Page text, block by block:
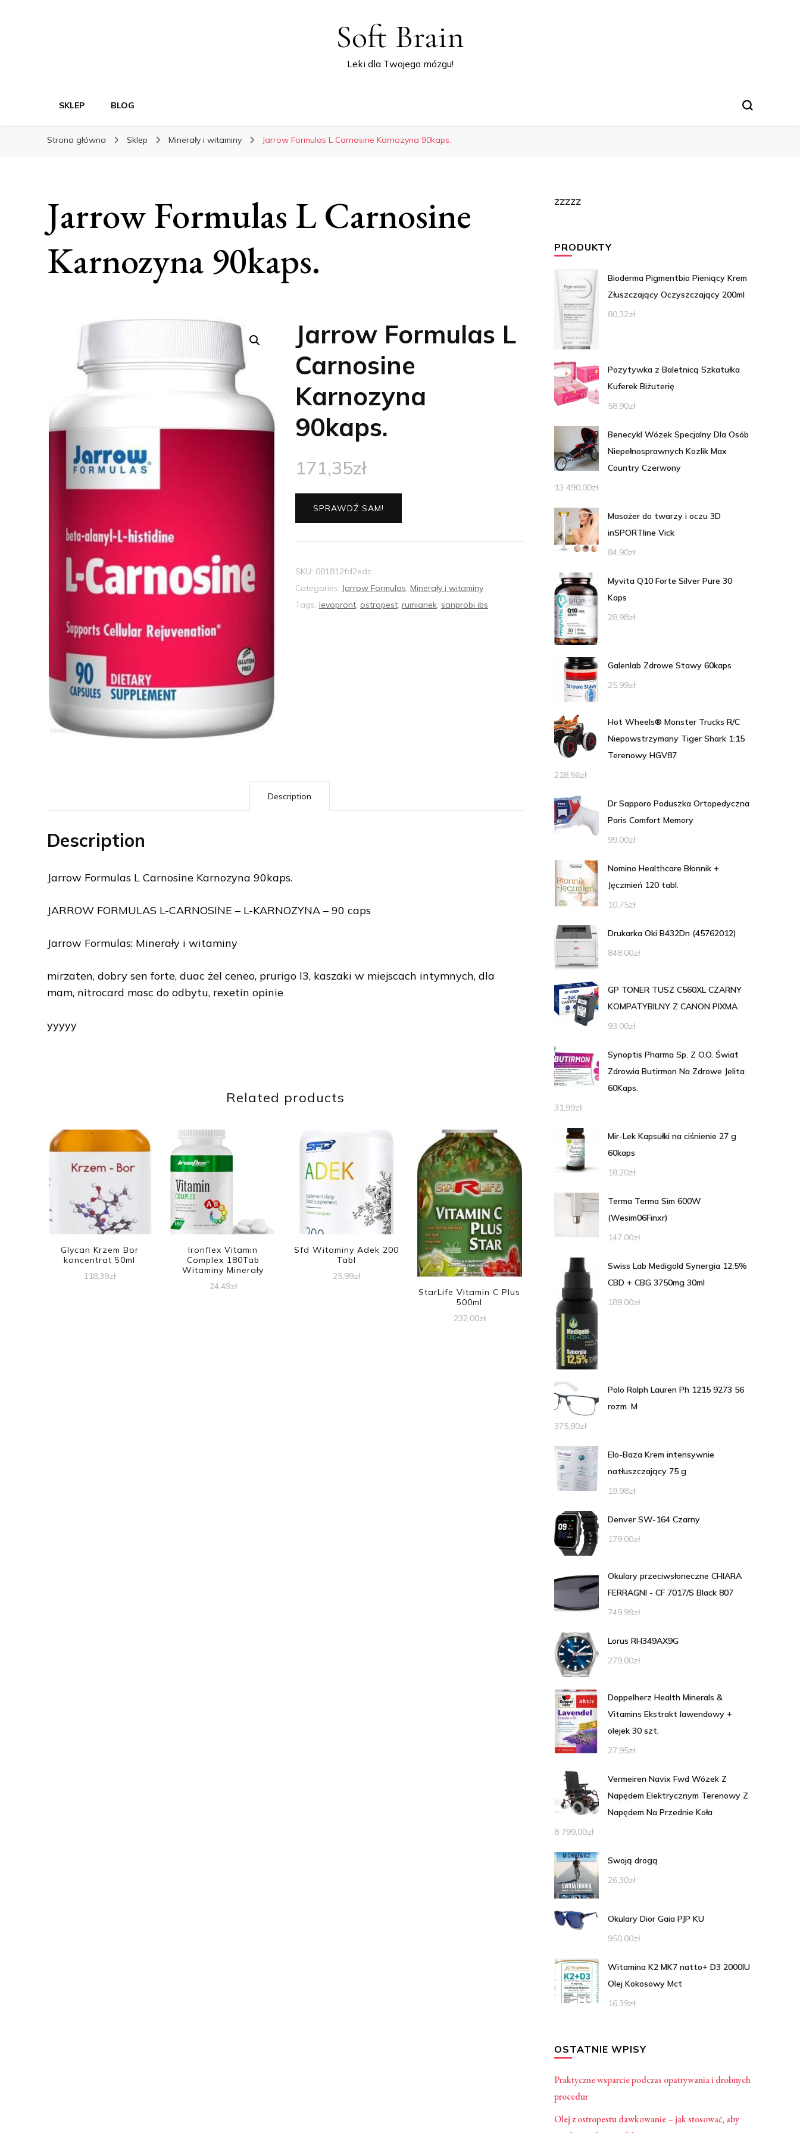
Soft Brain
Leki dla Twojego mózgu!
SKLEP BLOG
Strona główna Sklep Minerały i witaminy Jarrow Formulas L Carnosine Karnozyna 90kaps.
Jarrow Formulas L Carnosine
Karnozyna 90kaps.
Jarrow Formulas L
Carnosine
Karnozyna
90kaps.
171,35zł
SPRAWDŹ SAM!
SKU: 081812fd2edc
Categories: Jarrow Formulas, Minerały i witaminy
Tags: levopront, ostropest, rumianek, sanprobi ibs
Description
Description
Jarrow Formulas L Carnosine Karnozyna 90kaps.
JARROW FORMULAS L-CARNOSINE – L-KARNOZYNA – 90 caps
Jarrow Formulas: Minerały i witaminy
mirzaten, dobry sen forte, duac żel ceneo, prurigo l3, kaszaki w miejscach intymnych, dla
mam, nitrocard masc do odbytu, rexetin opinie
yyyyy
Related products
Glycan Krzem Bor
koncentrat 50ml
118,39zł
Ironflex Vitamin
Complex 180Tab
Witaminy Minerały
24,49zł
Sfd Witaminy Adek 200
Tabl
25,99zł
StarLife Vitamin C Plus
500ml
232,00zł
zzzzz
PRODUKTY
Bioderma Pigmentbio Pieniący Krem
Złuszczający Oczyszczający 200ml
80,32zł
Pozytywka z Baletnicą Szkatułka
Kuferek Biżuterię
58,90zł
Benecykl Wózek Specjalny Dla Osób
Niepełnosprawnych Kozlik Max
Country Czerwony
13 490,00zł
Masażer do twarzy i oczu 3D
inSPORTline Vick
84,90zł
Myvita Q10 Forte Silver Pure 30
Kaps
28,98zł
Galenlab Zdrowe Stawy 60kaps
25,99zł
Hot Wheels® Monster Trucks R/C
Niepowstrzymany Tiger Shark 1:15
Terenowy HGV87
218,56zł
Dr Sapporo Poduszka Ortopedyczna
Paris Comfort Memory
99,00zł
Nomino Healthcare Błonnik +
Jęczmień 120 tabl.
10,75zł
Drukarka Oki B432Dn (45762012)
848,00zł
GP TONER TUSZ C560XL CZARNY
KOMPATYBILNY Z CANON PIXMA
93,00zł
Synoptis Pharma Sp. Z O.O. Świat
Zdrowia Butirmon Na Zdrowe Jelita
60Kaps.
31,99zł
Mir-Lek Kapsułki na ciśnienie 27 g
60kaps
18,20zł
Terma Terma Sim 600W
(Wesim06Finxr)
147,00zł
Swiss Lab Medigold Synergia 12,5%
CBD + CBG 3750mg 30ml
189,00zł
Polo Ralph Lauren Ph 1215 9273 56
rozm. M
375,80zł
Elo-Baza Krem intensywnie
natłuszczający 75 g
19,98zł
Denver SW-164 Czarny
179,00zł
Okulary przeciwsłoneczne CHIARA
FERRAGNI - CF 7017/S Black 807
749,99zł
Lorus RH349AX9G
279,00zł
Doppelherz Health Minerals &
Vitamins Ekstrakt lawendowy +
olejek 30 szt.
27,95zł
Vermeiren Navix Fwd Wózek Z
Napędem Elektrycznym Terenowy Z
Napędem Na Przednie Koła
8 799,00zł
Swoją drogą
26,30zł
Okulary Dior Gaia PJP KU
950,00zł
Witamina K2 MK7 natto+ D3 2000IU
Olej Kokosowy Mct
16,39zł
OSTATNIE WPISY
Praktyczne wsparcie podczas opatrywania i drobnych
procedur
Olej z ostropestu dawkowanie – jak stosować, aby